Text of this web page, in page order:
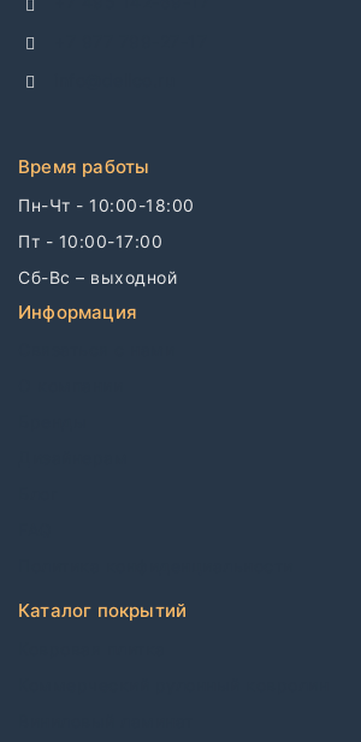
Время работы
Пн-Чт - 10:00-18:00
Пт - 10:00-17:00
Сб-Вс – выходной
Информация
Каталог покрытий